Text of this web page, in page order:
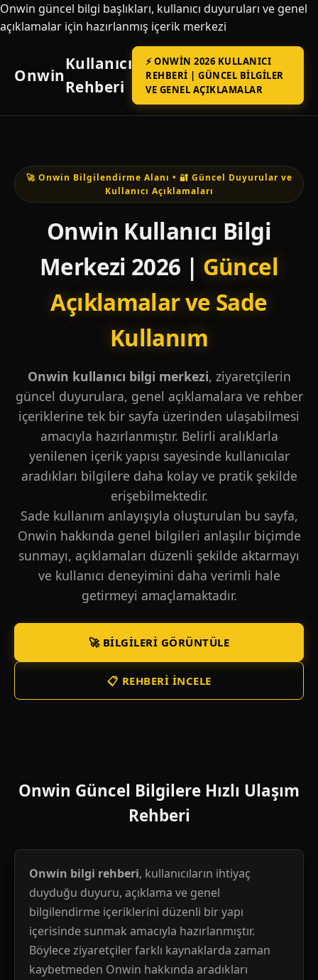
Onwin güncel bilgi başlıkları, kullanıcı duyuruları ve genel
açıklamalar için hazırlanmış içerik merkezi
Onwin
Kullanıcı
Rehberi
⚡ ONWIN 2026 KULLANICI
REHBERI | GÜNCEL BILGILER
VE GENEL AÇIKLAMALAR
🚀 Onwin Bilgilendirme Alanı • 🔐 Güncel Duyurular ve
Kullanıcı Açıklamaları
Onwin Kullanıcı Bilgi
Merkezi 2026 | Güncel
Açıklamalar ve Sade
Kullanım
Onwin kullanıcı bilgi merkezi, ziyaretçilerin
güncel duyurulara, genel açıklamalara ve rehber
içeriklerine tek bir sayfa üzerinden ulaşabilmesi
amacıyla hazırlanmıştır. Belirli aralıklarla
yenilenen içerik yapısı sayesinde kullanıcılar
aradıkları bilgilere daha kolay ve pratik şekilde
erişebilmektedir.
Sade kullanım anlayışıyla oluşturulan bu sayfa,
Onwin hakkında genel bilgileri anlaşılır biçimde
sunmayı, açıklamaları düzenli şekilde aktarmayı
ve kullanıcı deneyimini daha verimli hale
getirmeyi amaçlamaktadır.
🚀 BILGILERI GÖRÜNTÜLE
📋 REHBERI İNCELE
Onwin Güncel Bilgilere Hızlı Ulaşım
Rehberi
Onwin bilgi rehberi, kullanıcıların ihtiyaç
duyduğu duyuru, açıklama ve genel
bilgilendirme içeriklerini düzenli bir yapı
içerisinde sunmak amacıyla hazırlanmıştır.
Böylece ziyaretçiler farklı kaynaklarda zaman
kaybetmeden Onwin hakkında aradıkları